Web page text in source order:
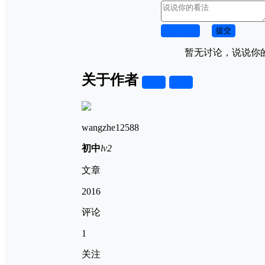
提交
暂无讨论，说说你
关于作者
wangzhe12588
初中lv2
文章
2016
评论
1
关注